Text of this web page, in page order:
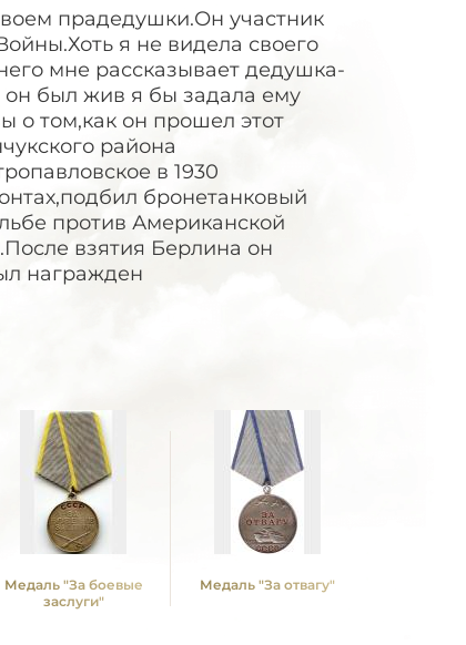
прадедушки.Он участник
я не видела своего
мне рассказывает дедушка-
был жив я бы задала ему
о том,как он прошел этот
района
в 1930
бронетанковый
против Американской
взятия Берлина он
награжден
Медаль "За боевые
заслуги"
Медаль "За отвагу"